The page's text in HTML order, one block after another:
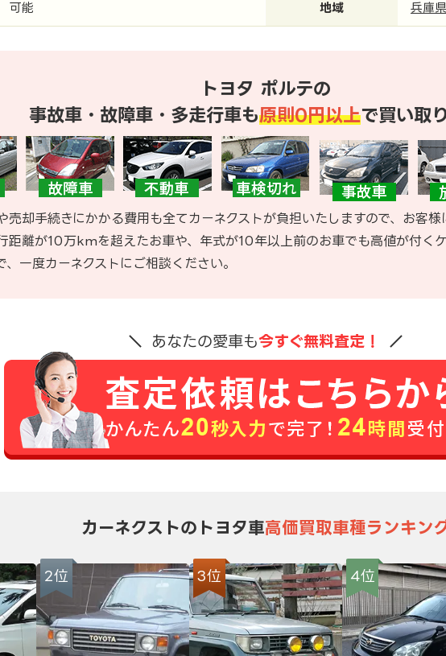
可能 地域 兵庫県
トヨタ ポルテの
事故車・故障車・多走行車も原則0円以上で買い取
売却手続きにかかる費用も全てカーネクストが負担いたしますので、お客
距離が10万kmを超えたお車や、年式が10年以上前のお車でも高値が付く
、一度カーネクストにご相談ください。
あなたの愛車も今すぐ無料査定！
カーネクストのトヨタ車高価買取車種ランキン
2位 3位 4位